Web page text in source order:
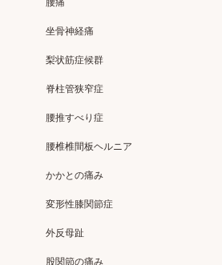
腰痛
坐骨神経痛
梨状筋症候群
脊柱管狭窄症
腰推すべり症
腰椎椎間板ヘルニア
かかとの痛み
変形性膝関節症
外反母趾
股関節の痛み